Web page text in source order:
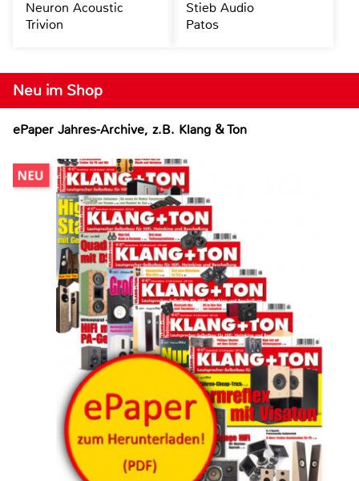
Neu im Shop
ePaper Jahres-Archive, z.B. Klang & Ton
Neuron Acoustic
Trivion
Stieb Audio
Patos